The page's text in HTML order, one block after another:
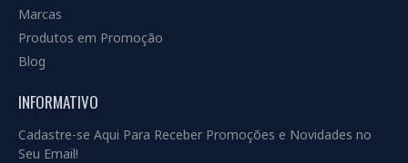
Marcas
Produtos em Promoção
Blog
INFORMATIVO
Cadastre-se Aqui Para Receber Promoções e Novidades no
Seu Email!